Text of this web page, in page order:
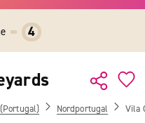
4
Nordportugal Vila